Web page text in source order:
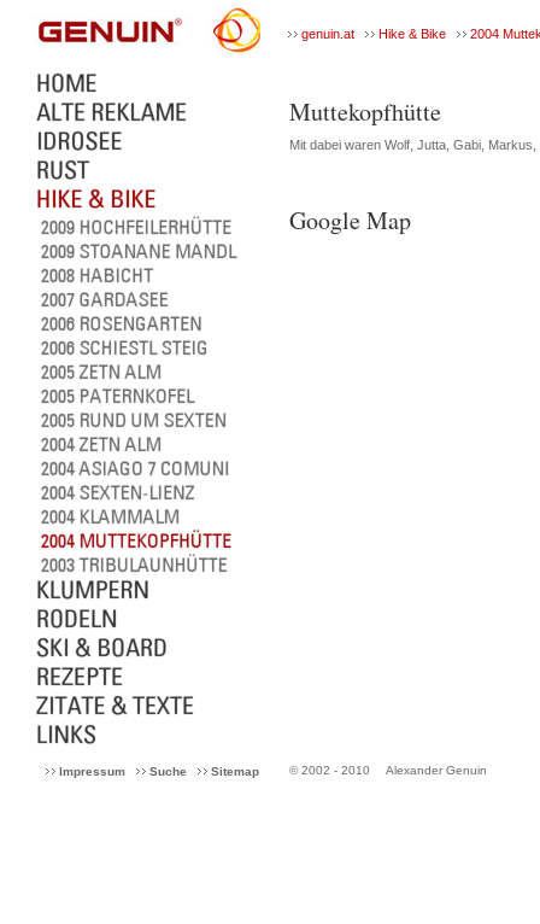
genuin.at Hike & Bike 2004
Muttekopfhütte
Mit dabei waren Wolf, Jutta, Gabi,
Google Map
Impressum Suche Sitemap © 2002 - 2010 Alexander Genuin